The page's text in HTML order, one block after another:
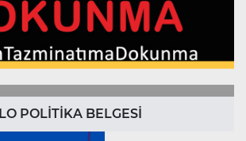
POLİTİKA BELGESİ